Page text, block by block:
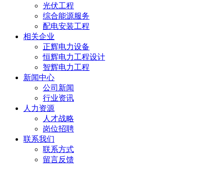
光伏工程
综合能源服务
配电安装工程
相关企业
正辉电力设备
恒辉电力工程设计
智辉电力工程
新闻中心
公司新闻
行业资讯
人力资源
人才战略
岗位招聘
联系我们
联系方式
留言反馈